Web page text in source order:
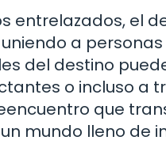
entrelazados, el
a
del destino
o incluso a
que
mundo lleno de